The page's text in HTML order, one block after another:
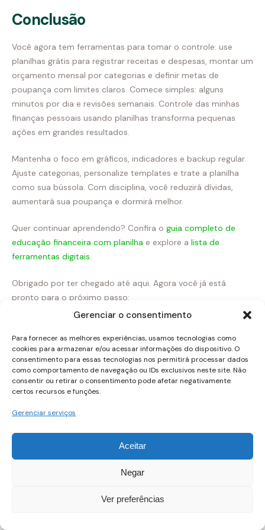
Gerenciar o consentimento
Para fornecer as melhores experiências, usamos tecnologias como
cookies para armazenar e/ou acessar informações do dispositivo. O
consentimento para essas tecnologias nos permitirá processar dados
como comportamento de navegação ou IDs exclusivos neste site. Não
consentir ou retirar o consentimento pode afetar negativamente
certos recursos e funções.
Gerenciar serviços
Aceitar
Negar
Ver preferências
Conclusão
Você agora tem ferramentas para tomar o controle: use
planilhas grátis para registrar receitas e despesas, montar um
orçamento mensal por categorias e definir metas de
poupança com limites claros. Comece simples: alguns
minutos por dia e revisões semanais. Controle das minhas
finanças pessoais usando planilhas transforma pequenas
ações em grandes resultados.
Mantenha o foco em gráficos, indicadores e backup regular.
Ajuste categorias, personalize templates e trate a planilha
como sua bússola. Com disciplina, você reduzirá dívidas,
aumentará sua poupança e dormirá melhor.
Quer continuar aprendendo? Confira o guia completo de
educação financeira com planilha e explore a lista de
ferramentas digitais.
Obrigado por ter chegado até aqui. Agora você já está
pronto para o próximo passo:
Perguntas frequentes